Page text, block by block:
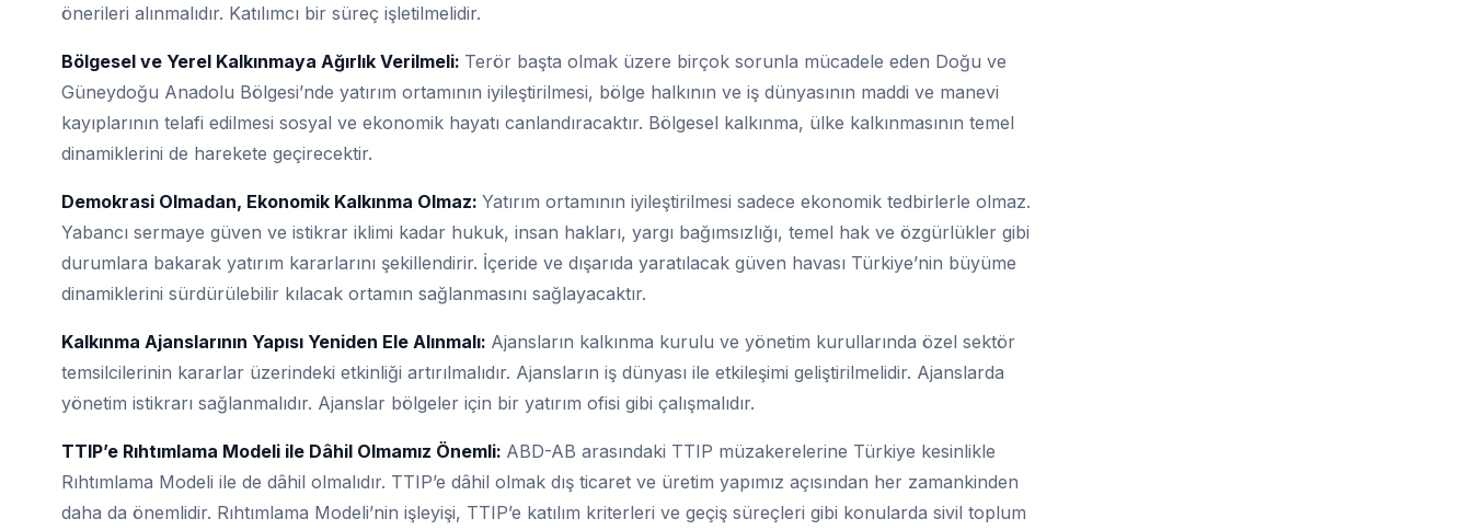
önerileri alınmalıdır. Katılımcı bir süreç işletilmelidir.
Bölgesel ve Yerel Kalkınmaya Ağırlık Verilmeli: Terör başta olmak üzere birçok sorunla mücadele eden Doğu ve
Güneydoğu Anadolu Bölgesi’nde yatırım ortamının iyileştirilmesi, bölge halkının ve iş dünyasının maddi ve manevi
kayıplarının telafi edilmesi sosyal ve ekonomik hayatı canlandıracaktır. Bölgesel kalkınma, ülke kalkınmasının temel
dinamiklerini de harekete geçirecektir.
Demokrasi Olmadan, Ekonomik Kalkınma Olmaz: Yatırım ortamının iyileştirilmesi sadece ekonomik tedbirlerle olmaz.
Yabancı sermaye güven ve istikrar iklimi kadar hukuk, insan hakları, yargı bağımsızlığı, temel hak ve özgürlükler gibi
durumlara bakarak yatırım kararlarını şekillendirir. İçeride ve dışarıda yaratılacak güven havası Türkiye’nin büyüme
dinamiklerini sürdürülebilir kılacak ortamın sağlanmasını sağlayacaktır.
Kalkınma Ajanslarının Yapısı Yeniden Ele Alınmalı: Ajansların kalkınma kurulu ve yönetim kurullarında özel sektör
temsilcilerinin kararlar üzerindeki etkinliği artırılmalıdır. Ajansların iş dünyası ile etkileşimi geliştirilmelidir. Ajanslarda
yönetim istikrarı sağlanmalıdır. Ajanslar bölgeler için bir yatırım ofisi gibi çalışmalıdır.
TTIP’e Rıhtımlama Modeli ile Dâhil Olmamız Önemli: ABD-AB arasındaki TTIP müzakerelerine Türkiye kesinlikle
Rıhtımlama Modeli ile de dâhil olmalıdır. TTIP’e dâhil olmak dış ticaret ve üretim yapımız açısından her zamankinden
daha da önemlidir. Rıhtımlama Modeli’nin işleyişi, TTIP’e katılım kriterleri ve geçiş süreçleri gibi konularda sivil toplum